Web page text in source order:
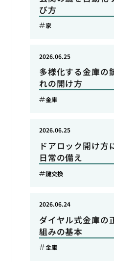
び方
家
多様化する金庫の
れの開け方
2026.06.25
金庫
ドアロック開け方
日常の備え
2026.06.25
鍵交換
ダイヤル式金庫の
組みの基本
2026.06.24
金庫